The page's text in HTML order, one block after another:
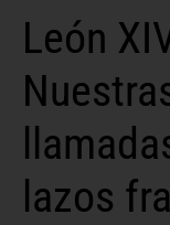
León
lazos